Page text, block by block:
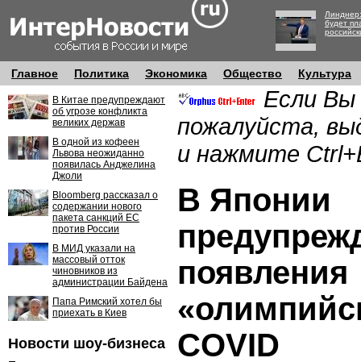
будет
Главное Политика Экономика Общество Культура
В Китае предупреждают
об угрозе конфликта
великих держав
В одной из кофеен
Львова неожиданно
появилась Анджелина
Джоли
Bloomberg рассказал о
содержании нового
пакета санкций ЕС
против России
В МИД указали на
массовый отток
чиновников из
администрации Байдена
Папа Римский хотел бы
приехать в Киев
Новости шоу-бизнеса
Если Вы
пожалуйста,
и нажмите
В Японии
появления
COVID